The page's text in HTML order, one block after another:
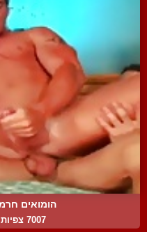
הומואים
7007 צפיות